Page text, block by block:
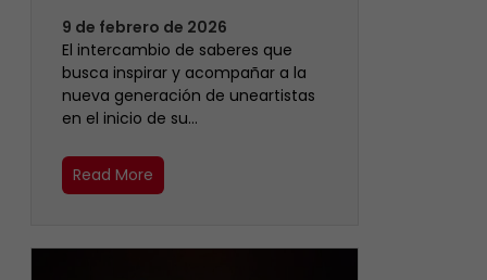
9 de febrero de 2026
El intercambio de saberes que
busca inspirar y acompañar a la
nueva generación de uneartistas
en el inicio de su…
Read More